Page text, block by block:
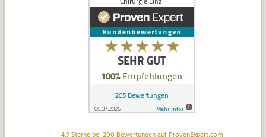
4.9 Sterne bei 200 Bewertungen auf ProvenExpert.com